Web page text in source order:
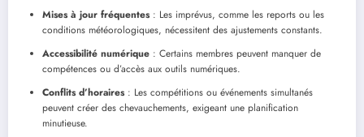
Mises à jour fréquentes: Les imprévus, comme les reports ou les
conditions météorologiques, nécessitent des ajustements constants.
Accessibilité numérique : Certains membres peuvent manquer de
compétences ou d’accès aux outils numériques.
Conflits d’horaires: Les compétitions ou événements simultanés
peuvent créer des chevauchements, exigeant une planification
minutieuse.